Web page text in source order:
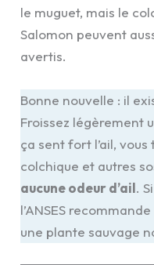
le muguet, mais le
Salomon peuvent
avertis.
Bonne nouvelle : il
Froissez légèrement
ça sent fort l’ail,
colchique et autres
aucune odeur d’ail.
l’ANSES
une plante sauvage